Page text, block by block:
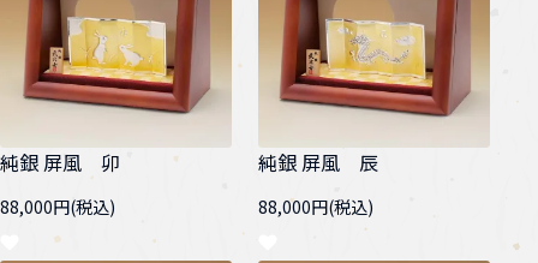
純銀 屏風 卯
88,000円(税込)
純銀 屏風 辰
88,000円(税込)